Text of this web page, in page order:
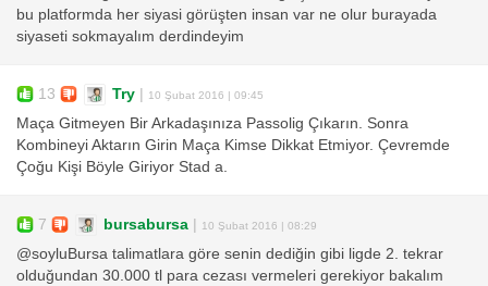
bu platformda her siyasi görüşten insan var ne olur burayada
siyaseti sokmayalım derdindeyim
13 Try 10 Şubat 2016 | 09:45
Maça Gitmeyen Bir Arkadaşınıza Passolig Çıkarın. Sonra
Kombineyi Aktarın Girin Maça Kimse Dikkat Etmiyor. Çevremde
Çoğu Kişi Böyle Giriyor Stad a.
7 bursabursa 10 Şubat 2016 | 08:29
@soyluBursa talimatlara göre senin dediğin gibi ligde 2. tekrar
olduğundan 30.000 tl para cezası vermeleri gerekiyor bakalım